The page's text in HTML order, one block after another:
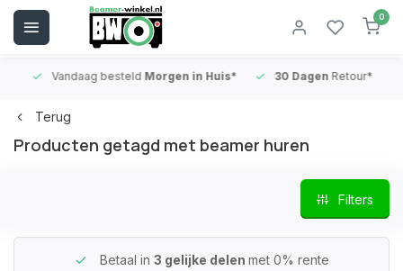
0
Vandaag besteldMorgen in Huis* 30 DagenRetour*
Terug
Producten getagd met beamer huren
Filters
Betaal in 3 gelijke delen met 0% rente